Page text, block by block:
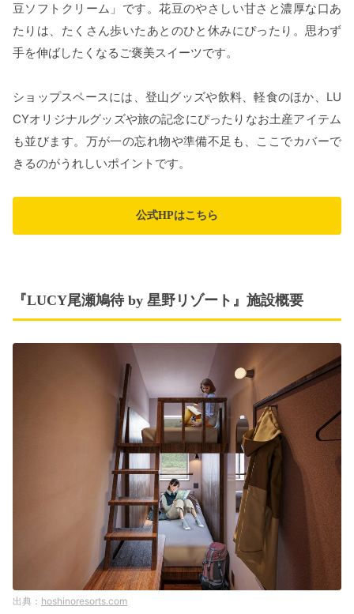
豆ソフトクリーム」です。花豆のやさしい甘さと濃厚な口あ
たりは、たくさん歩いたあとのひと休みにぴったり。思わず
手を伸ばしたくなるご褒美スイーツです。
ショップスペースには、登山グッズや飲料、軽食のほか、LU
CYオリジナルグッズや旅の記念にぴったりなお土産アイテム
も並びます。万が一の忘れ物や準備不足も、ここでカバーで
きるのがうれしいポイントです。
公式HPはこちら
『LUCY尾瀬鳩待 by 星野リゾート』施設概要
hoshinoresorts.com